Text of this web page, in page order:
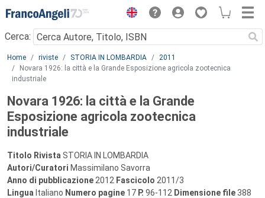
Menu
Cerca:
Main content
Home riviste STORIA IN LOMBARDIA
2011
Novara 1926: la città e la Grande Esposizione agricola zootecnica
industriale
Novara 1926: la città e la Grande
Esposizione agricola zootecnica
industriale
Titolo Rivista STORIA IN LOMBARDIA
Autori/Curatori Massimilano Savorra
Anno di pubblicazione 2012 Fascicolo 2011/3
Lingua Italiano Numero pagine 17 P. 96-112 Dimensione file 388